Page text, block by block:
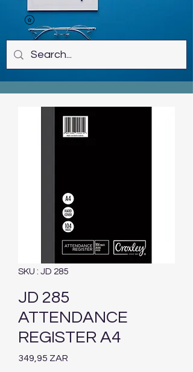
SKU : JD 285
JD 285
ATTENDANCE
REGISTER A4
349,95 ZAR